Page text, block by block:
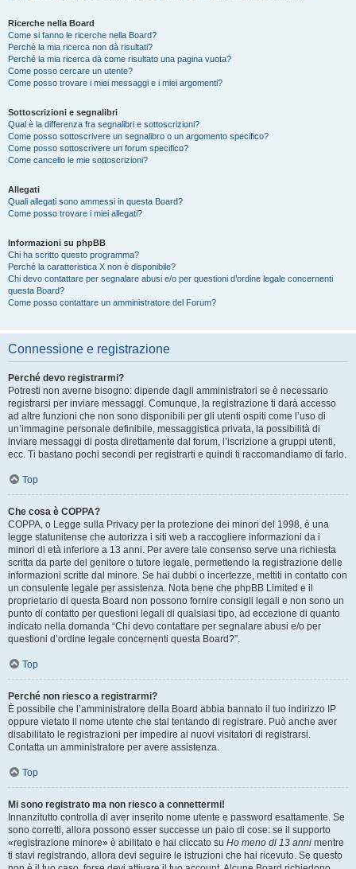
Ricerche nella Board
Come si fanno le ricerche nella Board?
Perché la mia ricerca non dà risultati?
Perché la mia ricerca dà come risultato una pagina vuota?
Come posso cercare un utente?
Come posso trovare i miei messaggi e i miei argomenti?
Sottoscrizioni e segnalibri
Qual è la differenza fra segnalibri e sottoscrizioni?
Come posso sottoscrivere un segnalibro o un argomento specifico?
Come posso sottoscrivere un forum specifico?
Come cancello le mie sottoscrizioni?
Allegati
Quali allegati sono ammessi in questa Board?
Come posso trovare i miei allegati?
Informazioni su phpBB
Chi ha scritto questo programma?
Perché la caratteristica X non è disponibile?
Chi devo contattare per segnalare abusi e/o per questioni d’ordine legale concernenti
questa Board?
Come posso contattare un amministratore del Forum?
Connessione e registrazione
Perché devo registrarmi?
Potresti non averne bisogno: dipende dagli amministratori se è necessario
registrarsi per inviare messaggi. Comunque, la registrazione ti darà accesso
ad altre funzioni che non sono disponibili per gli utenti ospiti come l’uso di
un’immagine personale definibile, messaggistica privata, la possibilità di
inviare messaggi di posta direttamente dal forum, l’iscrizione a gruppi utenti,
ecc. Ti bastano pochi secondi per registrarti e quindi ti raccomandiamo di farlo.
Top
Che cosa è COPPA?
COPPA, o Legge sulla Privacy per la protezione dei minori del 1998, è una
legge statunitense che autorizza i siti web a raccogliere informazioni da i
minori di età inferiore a 13 anni. Per avere tale consenso serve una richiesta
scritta da parte del genitore o tutore legale, permettendo la registrazione delle
informazioni scritte dal minore. Se hai dubbi o incertezze, mettiti in contatto con
un consulente legale per assistenza. Nota bene che phpBB Limited e il
proprietario di questa Board non possono fornire consigli legali e non sono un
punto di contatto per questioni legali di qualsiasi tipo, ad eccezione di quanto
indicato nella domanda “Chi devo contattare per segnalare abusi e/o per
questioni d’ordine legale concernenti questa Board?”.
Top
Perché non riesco a registrarmi?
È possibile che l’amministratore della Board abbia bannato il tuo indirizzo IP
oppure vietato il nome utente che stai tentando di registrare. Può anche aver
disabilitato le registrazioni per impedire ai nuovi visitatori di registrarsi.
Contatta un amministratore per avere assistenza.
Top
Mi sono registrato ma non riesco a connettermi!
Innanzitutto controlla di aver inserito nome utente e password esattamente. Se
sono corretti, allora possono esser successe un paio di cose: se il supporto
«registrazione minore» è abilitato e hai cliccato su Ho meno di 13 anni mentre
ti stavi registrando, allora devi seguire le istruzioni che hai ricevuto. Se questo